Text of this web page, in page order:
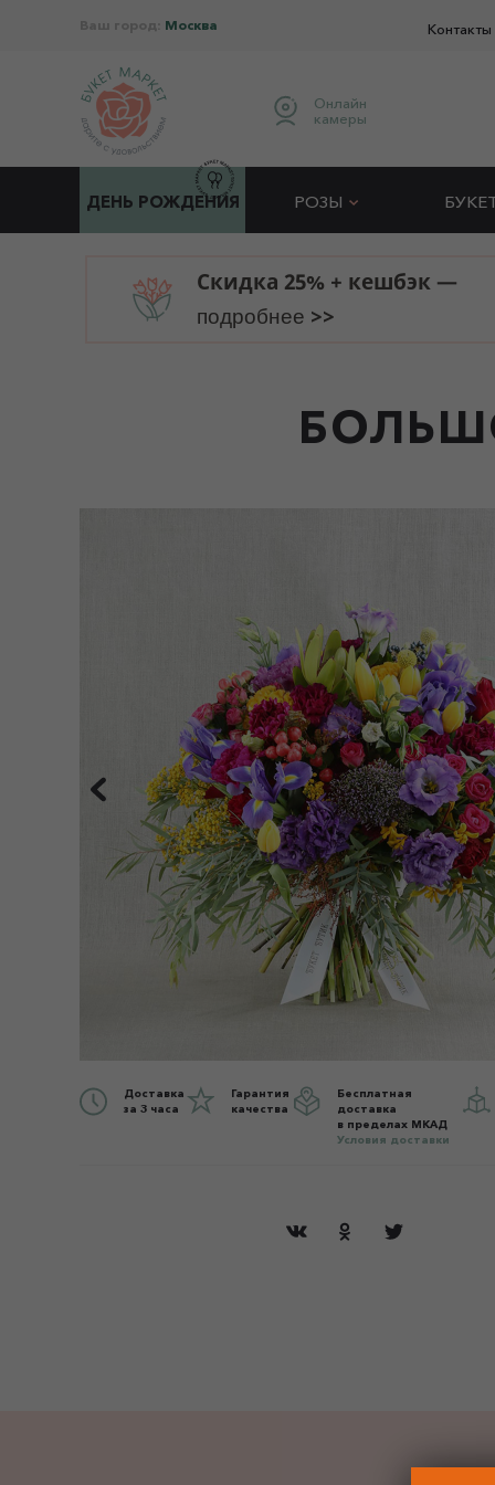
Ваш город: Москва Контакты
Онлайн
камеры
ДЕНЬ РОЖДЕНИЯ РОЗЫ
Скидка 25% + кешбэк —
подробнее >>
Доставка
за 3 часа
Гарантия
качества
Бесплатная
доставка
в пределах МКАД
Условия доставки